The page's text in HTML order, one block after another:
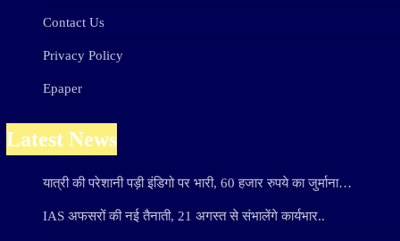
Contact Us
Privacy Policy
Epaper
Latest News
यात्री की परेशानी पड़ी इंडिगो पर भारी, 60 हजार रुपये का जुर्माना…
IAS अफसरों की नई तैनाती, 21 अगस्त से संभालेंगे कार्यभार..